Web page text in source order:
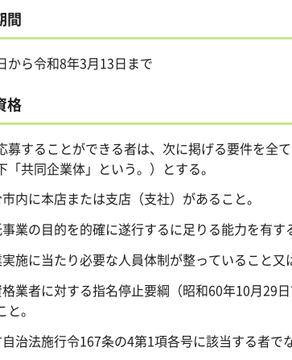
間
から令和8年3月13日まで
格
募することができる者は、次に掲げる要件を全
「共同企業体」という。）とする。
市内に本店または支店（支社）があること。
事業の目的を的確に遂行するに足りる能力を有す
実施に当たり必要な人員体制が整っていること
格業者に対する指名停止要綱（昭和60年10月
。
自治法施行令167条の4第1項各号に該当する者で